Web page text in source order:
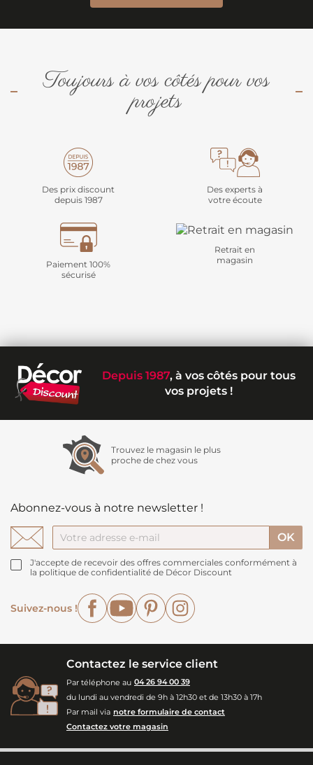
Toujours à vos côtés pour vos
projets
Des prix discount
depuis 1987
Des experts à
votre écoute
Paiement 100%
sécurisé
Retrait en
magasin
Depuis 1987, à vos côtés pour tous
vos projets !
Trouvez le magasin le plus
proche de chez vous
Abonnez-vous à notre newsletter !
J'accepte de recevoir des offres commerciales conformément à
la politique de confidentialité de Décor Discount
Suivez-nous !
FacebookYouTubePinterest
Contactez le service client
Par téléphone au 04 26 94 00 39
du lundi au vendredi de 9h à 12h30 et de 13h30 à 17h
Par mail via notre formulaire de contact
Contactez votre magasin